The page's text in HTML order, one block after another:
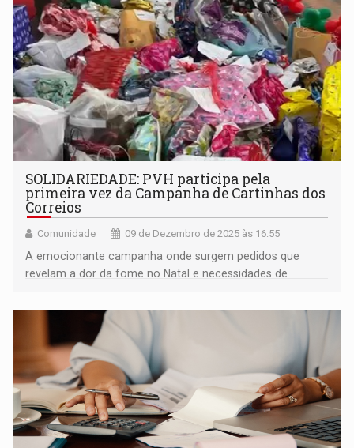
SOLIDARIEDADE: PVH participa pela
primeira vez da Campanha de Cartinhas dos
Correios
Comunidade 09 de Dezembro de 2025 às 16:55
A emocionante campanha onde surgem pedidos que
revelam a dor da fome no Natal e necessidades de